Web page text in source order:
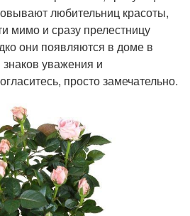
любительниц красоты,
мимо и сразу прелестницу
они появляются в доме в
уважения и
просто замечательно.